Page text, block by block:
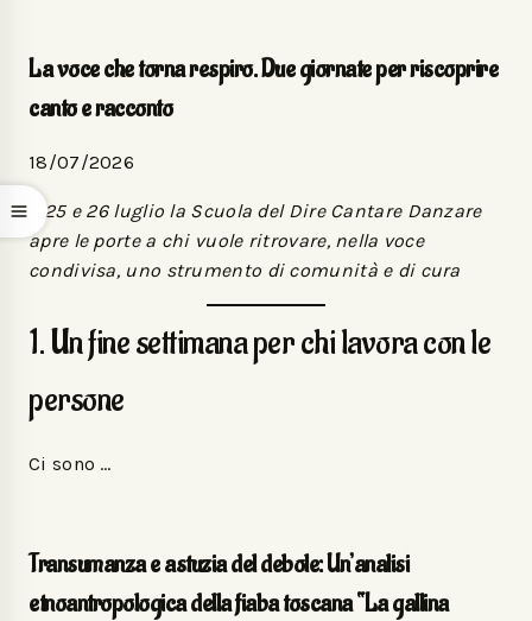
La voce che torna respiro. Due giornate per riscoprire
canto e racconto
18/07/2026
Il 25 e 26 luglio la Scuola del Dire Cantare Danzare
apre le porte a chi vuole ritrovare, nella voce
condivisa, uno strumento di comunità e di cura
1. Un fine settimana per chi lavora con le
persone
Ci sono …
Transumanza e astuzia del debole: Un’analisi
etnoantropologica della fiaba toscana “La gallina